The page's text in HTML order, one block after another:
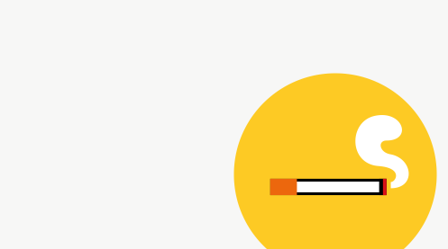
Escolher Distrito ...